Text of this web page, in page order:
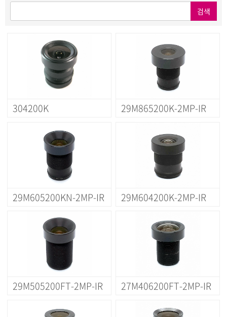
검색
304200K 29M865200K-2MP-IR
29M605200KN-2MP-IR 29M604200K-2MP-IR
29M505200FT-2MP-IR 27M406200FT-2MP-IR